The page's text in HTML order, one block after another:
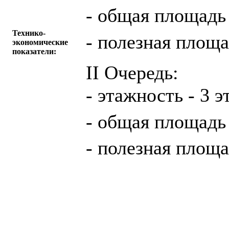
Технико-
экономические
показатели:
- общая
- полезная
II Очередь:
- этажность - 3
- общая
- полезная